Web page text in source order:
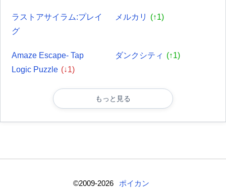
ラストアサイラム:プレイ
グ
メルカリ (↑1)
Amaze Escape- Tap
Logic Puzzle (↓1)
ダンクシティ (↑1)
もっと見る
©2009-2026 ポイカン